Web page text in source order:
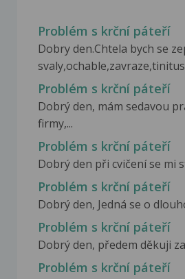
Problém s krční páteří
Dobry den.Chtela bych se
Problém s krční páteří
Dobrý den, mám sedavou
firmy,...
Problém s krční páteří
Dobrý den při cvičení se mi
Problém s krční páteří
Dobrý den, Jedná se o
Problém s krční páteří
Dobrý den, předem děkuji
Problém s krční páteří